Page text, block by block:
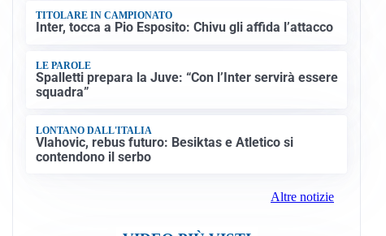
TITOLARE IN CAMPIONATO
Inter, tocca a Pio Esposito: Chivu gli affida l’attacco
LE PAROLE
Spalletti prepara la Juve: “Con l’Inter servirà essere
squadra”
LONTANO DALL'ITALIA
Vlahovic, rebus futuro: Besiktas e Atletico si
contendono il serbo
Altre notizie